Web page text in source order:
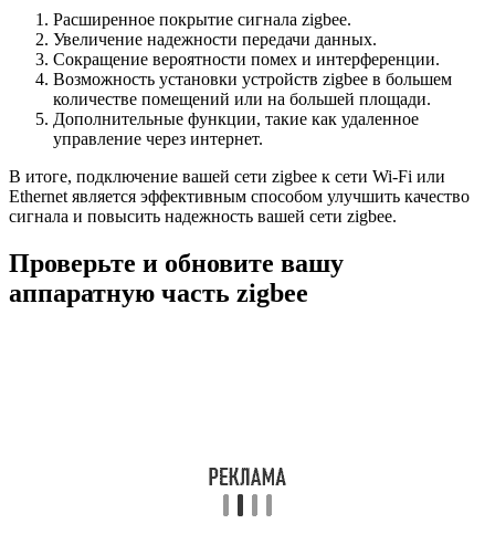
Расширенное покрытие сигнала zigbee.
Увеличение надежности передачи данных.
Сокращение вероятности помех и интерференции.
Возможность установки устройств zigbee в большем
количестве помещений или на большей площади.
Дополнительные функции, такие как удаленное
управление через интернет.
В итоге, подключение вашей сети zigbee к сети Wi-Fi или
Ethernet является эффективным способом улучшить качество
сигнала и повысить надежность вашей сети zigbee.
Проверьте и обновите вашу
аппаратную часть zigbee